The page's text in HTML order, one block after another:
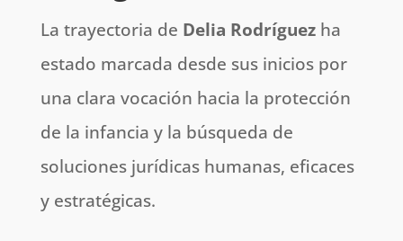
La trayectoria de Delia Rodríguez ha
estado marcada desde sus inicios por
una clara vocación hacia la protección
de la infancia y la búsqueda de
soluciones jurídicas humanas, eficaces
y estratégicas.